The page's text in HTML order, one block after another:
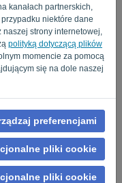
kanałach partnerskich,
niektóre dane
strony internetowej,
polityką dotyczącą plików
momencie za pomocą
się na dole naszej
preferencjami
pliki cookie
pliki cookie